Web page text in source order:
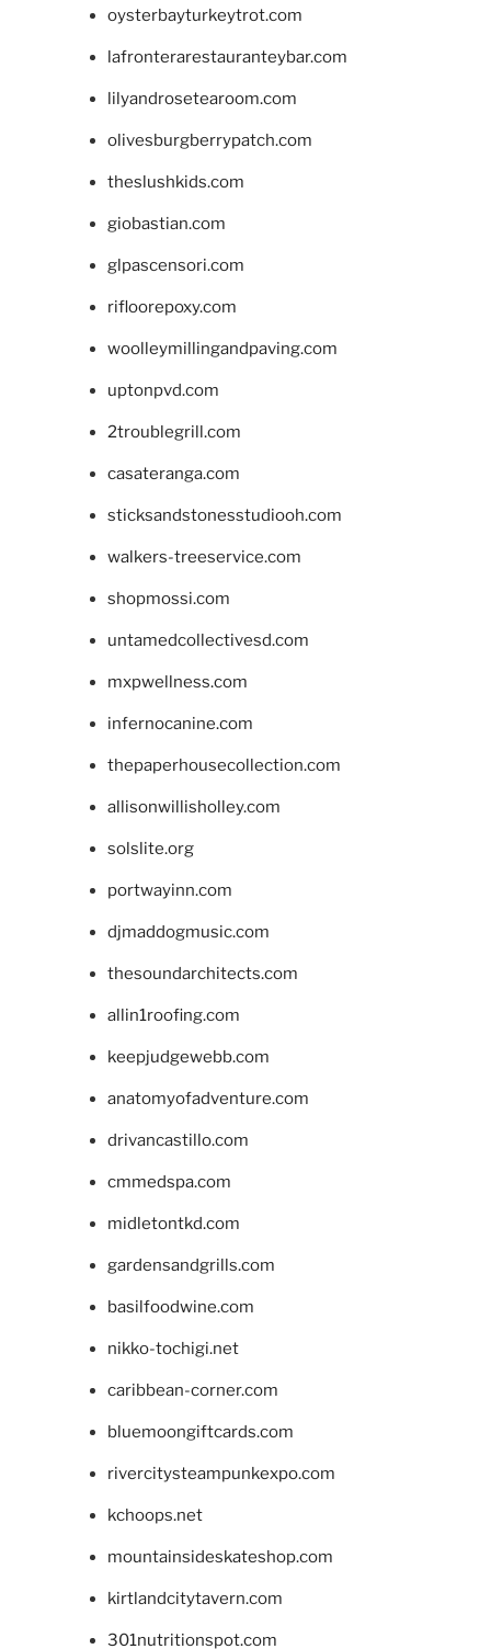
oysterbayturkeytrot.com
lafronterarestauranteybar.com
lilyandrosetearoom.com
olivesburgberrypatch.com
theslushkids.com
giobastian.com
glpascensori.com
rifloorepoxy.com
woolleymillingandpaving.com
uptonpvd.com
2troublegrill.com
casateranga.com
sticksandstonesstudiooh.com
walkers-treeservice.com
shopmossi.com
untamedcollectivesd.com
mxpwellness.com
infernocanine.com
thepaperhousecollection.com
allisonwillisholley.com
solslite.org
portwayinn.com
djmaddogmusic.com
thesoundarchitects.com
allin1roofing.com
keepjudgewebb.com
anatomyofadventure.com
drivancastillo.com
cmmedspa.com
midletontkd.com
gardensandgrills.com
basilfoodwine.com
nikko-tochigi.net
caribbean-corner.com
bluemoongiftcards.com
rivercitysteampunkexpo.com
kchoops.net
mountainsideskateshop.com
kirtlandcitytavern.com
301nutritionspot.com